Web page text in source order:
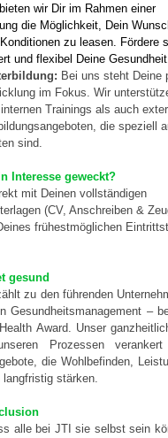
wir Dir im Rahmen einer
die Möglichkeit, Dein
zu leasen. Fördere
und flexibel Deine
Bei uns steht Deine
im Fokus. Wir
Trainings als auch
die speziell
sind.
Interesse geweckt?
mit Deinen vollständigen
(CV, Anschreiben &
frühestmöglichen
gesund
zu den führenden
Gesundheitsmanagement –
Award. Unser
Prozessen
die Wohlbefinden,
stärken.
alle bei JTI sie selbst sein